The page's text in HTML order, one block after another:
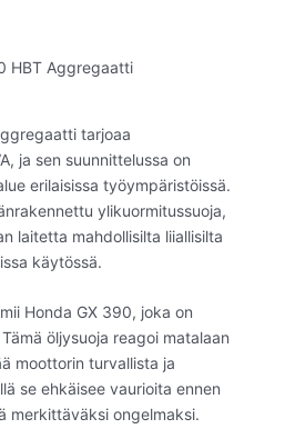
tarjoaa
ja sen suunnittelussa on
erilaisissa työympäristöissä.
ylikuormitussuoja,
laitetta mahdollisilta liiallisilta
käytössä.
Honda GX 390, joka on
öljysuoja reagoi matalaan
moottorin turvallista ja
se ehkäisee vaurioita ennen
merkittäväksi ongelmaksi.